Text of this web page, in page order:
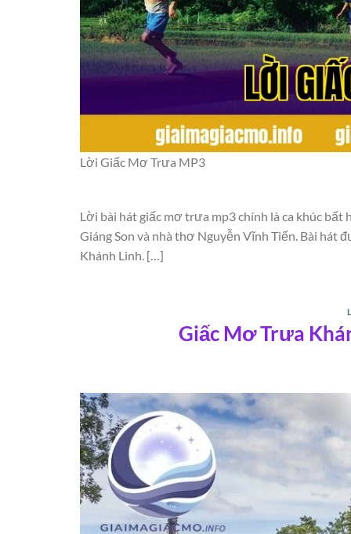
Lời Giấc Mơ Trưa MP3
Lời bài hát giấc mơ trưa mp3 chính là ca khúc
Giáng Son và nhà thơ Nguyễn Vĩnh Tiến. Bài hát
Khánh Linh. […]
Giấc Mơ Trưa